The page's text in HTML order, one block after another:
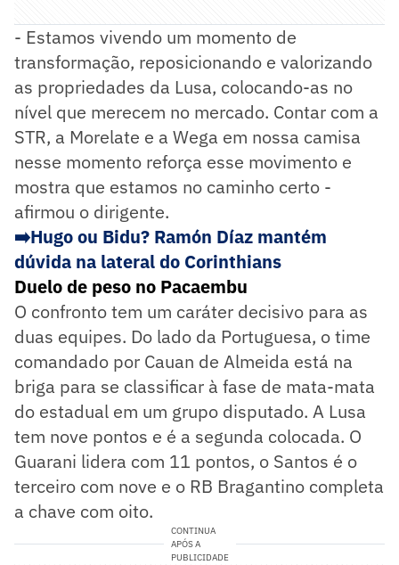
- Estamos vivendo um momento de
transformação, reposicionando e valorizando
as propriedades da Lusa, colocando-as no
nível que merecem no mercado. Contar com a
STR, a Morelate e a Wega em nossa camisa
nesse momento reforça esse movimento e
mostra que estamos no caminho certo -
afirmou o dirigente.
➡️Hugo ou Bidu? Ramón Díaz mantém
dúvida na lateral do Corinthians
Duelo de peso no Pacaembu
O confronto tem um caráter decisivo para as
duas equipes. Do lado da Portuguesa, o time
comandado por Cauan de Almeida está na
briga para se classificar à fase de mata-mata
do estadual em um grupo disputado. A Lusa
tem nove pontos e é a segunda colocada. O
Guarani lidera com 11 pontos, o Santos é o
terceiro com nove e o RB Bragantino completa
a chave com oito.
CONTINUA
APÓS A
PUBLICIDADE